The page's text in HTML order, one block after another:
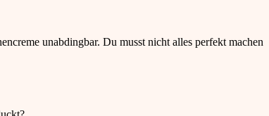
unabdingbar. Du musst nicht alles perfekt machen